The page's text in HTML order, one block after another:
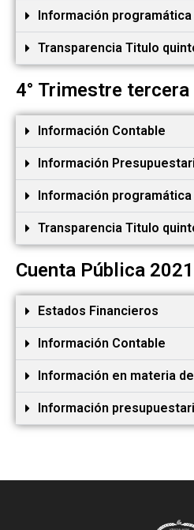
Información programática
Transparencia Titulo
4° Trimestre
Información Contable
Información
Información programática
Transparencia Titulo
Cuenta Pública 2021
Estados Financieros
Información Contable
Información en materia
Información